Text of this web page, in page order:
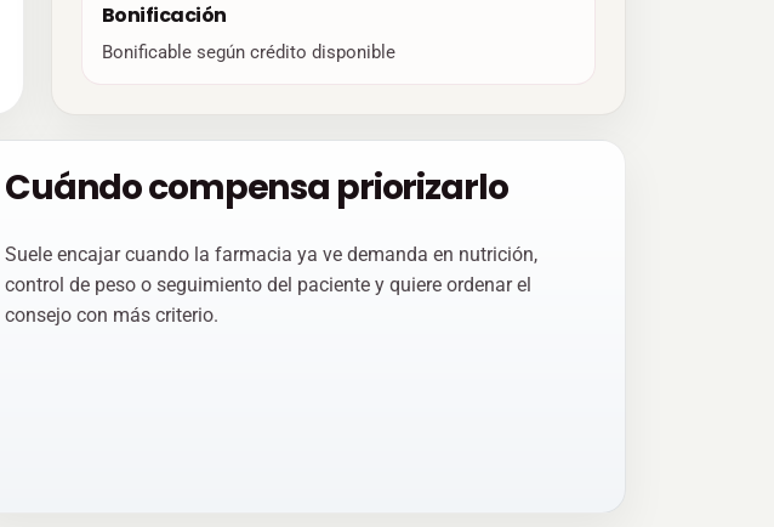
Bonificación
Bonificable según crédito disponible
Cuándo compensa priorizarlo
Suele encajar cuando la farmacia ya ve demanda en nutrición,
control de peso o seguimiento del paciente y quiere ordenar el
consejo con más criterio.